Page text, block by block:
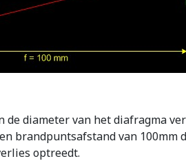
diameter van het diafragma
brandpuntsafstand van
optreedt.